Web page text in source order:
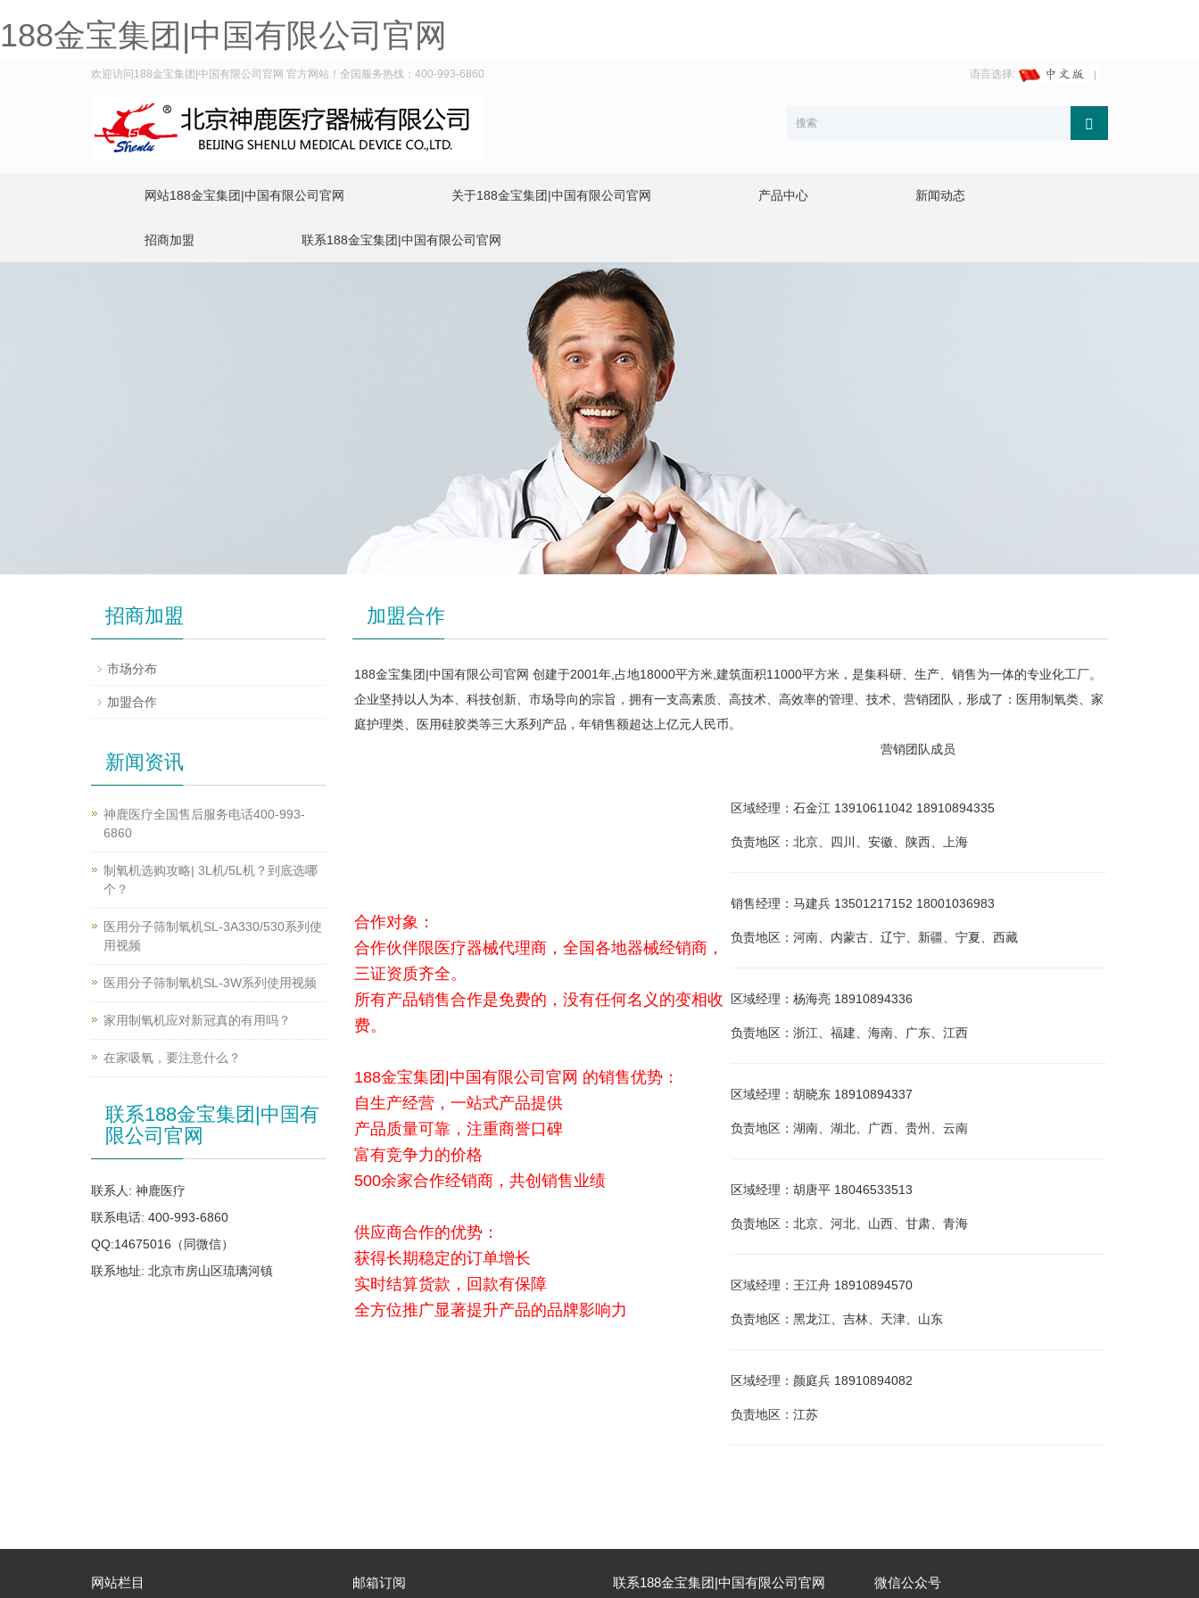
188金宝集团|中国有限公司官网
欢迎访问188金宝集团|中国有限公司官网 官方网站！全国服务热线：400-993-6860 语言选择:
网站188金宝集团|中国有限公司官网 关于188金宝集团|中国有限公司官网 产品中心 新闻动态
招商加盟 联系188金宝集团|中国有限公司官网
加盟合作
188金宝集团|中国有限公司官网 创建于2001年,占地18000平方米,建筑面积11000平方米，是集科研、生产、销售为一体的专业化工厂。
企业坚持以人为本、科技创新、市场导向的宗旨，拥有一支高素质、高技术、高效率的管理、技术、营销团队，形成了：医用制氧类、家
庭护理类、医用硅胶类等三大系列产品，年销售额超达上亿元人民币。
合作对象：
合作伙伴限医疗器械代理商，全国各地器械经销商，
三证资质齐全。
所有产品销售合作是免费的，没有任何名义的变相收
费。
188金宝集团|中国有限公司官网 的销售优势：
自生产经营，一站式产品提供
产品质量可靠，注重商誉口碑
富有竞争力的价格
500余家合作经销商，共创销售业绩
供应商合作的优势：
获得长期稳定的订单增长
实时结算货款，回款有保障
全方位推广显著提升产品的品牌影响力
营销团队成员
区域经理：石金江 13910611042 18910894335
负责地区：北京、四川、安徽、陕西、上海
销售经理：马建兵 13501217152 18001036983
负责地区：河南、内蒙古、辽宁、新疆、宁夏、西藏
区域经理：杨海亮 18910894336
负责地区：浙江、福建、海南、广东、江西
区域经理：胡晓东 18910894337
负责地区：湖南、湖北、广西、贵州、云南
区域经理：胡唐平 18046533513
负责地区：北京、河北、山西、甘肃、青海
区域经理：王江舟 18910894570
负责地区：黑龙江、吉林、天津、山东
区域经理：颜庭兵 18910894082
负责地区：江苏
招商加盟
市场分布
加盟合作
新闻资讯
神鹿医疗全国售后服务电话400-993-
6860
制氧机选购攻略| 3L机/5L机？到底选哪
个？
医用分子筛制氧机SL-3A330/530系列使
用视频
医用分子筛制氧机SL-3W系列使用视频
家用制氧机应对新冠真的有用吗？
在家吸氧，要注意什么？
联系188金宝集团|中国有
限公司官网
联系人: 神鹿医疗
联系电话: 400-993-6860
QQ:14675016（同微信）
联系地址: 北京市房山区琉璃河镇
网站栏目 邮箱订阅 联系188金宝集团|中国有限公司官网 微信公众号